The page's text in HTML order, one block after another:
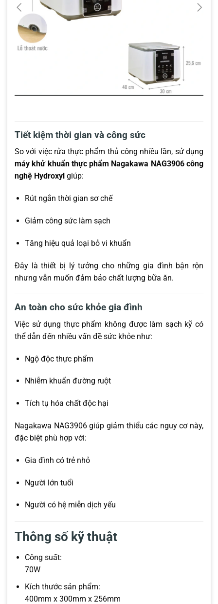
Tiết kiệm thời gian và công sức
So với việc rửa thực phẩm thủ công nhiều lần, sử dụng
máy khử khuẩn thực phẩm Nagakawa NAG3906 công
nghệ Hydroxyl giúp:
Rút ngắn thời gian sơ chế
Giảm công sức làm sạch
Tăng hiệu quả loại bỏ vi khuẩn
Đây là thiết bị lý tưởng cho những gia đình bận rộn
nhưng vẫn muốn đảm bảo chất lượng bữa ăn.
An toàn cho sức khỏe gia đình
Việc sử dụng thực phẩm không được làm sạch kỹ có
thể dẫn đến nhiều vấn đề sức khỏe như:
Ngộ độc thực phẩm
Nhiễm khuẩn đường ruột
Tích tụ hóa chất độc hại
Nagakawa NAG3906 giúp giảm thiểu các nguy cơ này,
đặc biệt phù hợp với:
Gia đình có trẻ nhỏ
Người lớn tuổi
Người có hệ miễn dịch yếu
Thông số kỹ thuật
Công suất:
70W
Kích thước sản phẩm:
400mm x 300mm x 256mm